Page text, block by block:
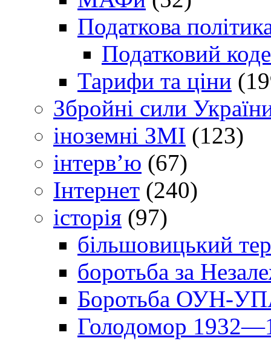
Податкова
Податковий
Тарифи та ціни
Збройні сили
іноземні ЗМІ (123)
інтерв’ю (67)
Інтернет (240)
історія (97)
більшовицький
боротьба за
Боротьба ОУН-УПА
Голодомор